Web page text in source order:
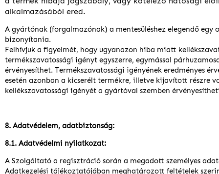
alkalmazásából ered.
A gyártónak (forgalmazónak) a mentesüléshez elegendő egy
bizonyítania.
Felhívjuk a figyelmét, hogy ugyanazon hiba miatt
termékszavatossági igényt egyszerre, egymással
érvényesíthet. Termékszavatossági igényének eredményes
esetén azonban a kicserélt termékre, illetve kijavított részre
kellékszavatossági igényét a gyártóval szemben
8. Adatvédelem, adatbiztonság:
8.1. Adatvédelmi nyilatkozat:
A Szolgáltató a regisztráció során a megadott személyes
Adatkezelési tájékoztatójában meghatározott feltételek